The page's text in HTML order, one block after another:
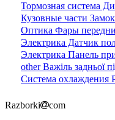
Тормозная система
Кузовные части
Оптика Фары
Электрика Датчик
Электрика Панель
other Важіль задньої
Система охлаждения
Razborki
com